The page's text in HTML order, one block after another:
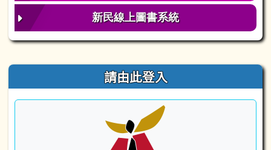
新民線上圖書系統
右邊區域內容 請由此登入